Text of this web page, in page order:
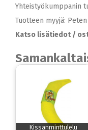
Yhteistyökumppanin
Tuotteen myyjä:
Katso lisätiedot /
Kissanminttulelu